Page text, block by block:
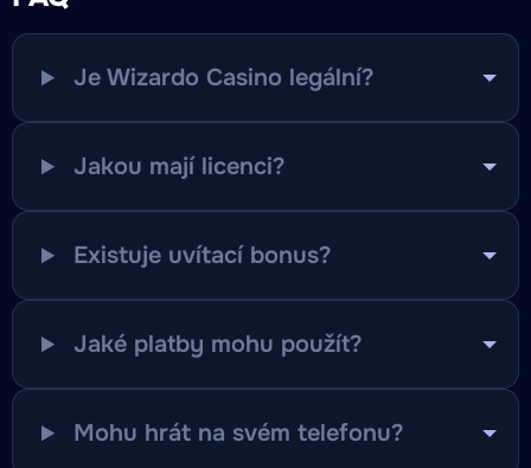
Je Wizardo Casino legální?
Jakou mají licenci?
Existuje uvítací bonus?
Jaké platby mohu použít?
Mohu hrát na svém telefonu?